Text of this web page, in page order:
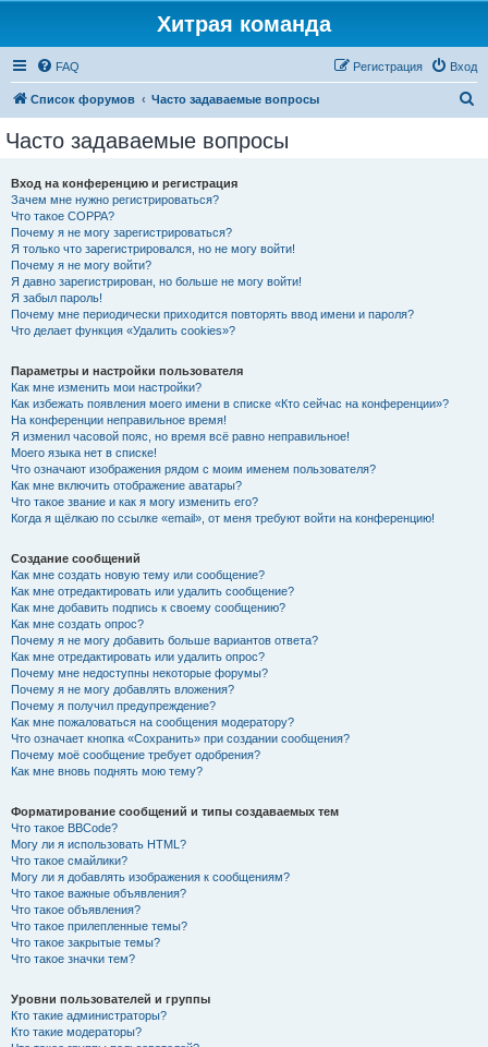
Хитрая команда
FAQ Вход
Регистрация
Список форумов Часто задаваемые вопросы
Часто задаваемые вопросы
Вход на конференцию и регистрация
Зачем мне нужно регистрироваться?
Что такое COPPA?
Почему я не могу зарегистрироваться?
Я только что зарегистрировался, но не могу войти!
Почему я не могу войти?
Я давно зарегистрирован, но больше не могу войти!
Я забыл пароль!
Почему мне периодически приходится повторять ввод имени и пароля?
Что делает функция «Удалить cookies»?
Параметры и настройки пользователя
Как мне изменить мои настройки?
Как избежать появления моего имени в списке «Кто сейчас на конференции»?
На конференции неправильное время!
Я изменил часовой пояс, но время всё равно неправильное!
Моего языка нет в списке!
Что означают изображения рядом с моим именем пользователя?
Как мне включить отображение аватары?
Что такое звание и как я могу изменить его?
Когда я щёлкаю по ссылке «email», от меня требуют войти на конференцию!
Создание сообщений
Как мне создать новую тему или сообщение?
Как мне отредактировать или удалить сообщение?
Как мне добавить подпись к своему сообщению?
Как мне создать опрос?
Почему я не могу добавить больше вариантов ответа?
Как мне отредактировать или удалить опрос?
Почему мне недоступны некоторые форумы?
Почему я не могу добавлять вложения?
Почему я получил предупреждение?
Как мне пожаловаться на сообщения модератору?
Что означает кнопка «Сохранить» при создании сообщения?
Почему моё сообщение требует одобрения?
Как мне вновь поднять мою тему?
Форматирование сообщений и типы создаваемых тем
Что такое BBCode?
Могу ли я использовать HTML?
Что такое смайлики?
Могу ли я добавлять изображения к сообщениям?
Что такое важные объявления?
Что такое объявления?
Что такое прилепленные темы?
Что такое закрытые темы?
Что такое значки тем?
Уровни пользователей и группы
Кто такие администраторы?
Кто такие модераторы?